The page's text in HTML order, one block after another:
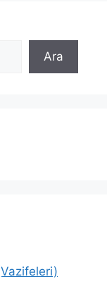
Ara